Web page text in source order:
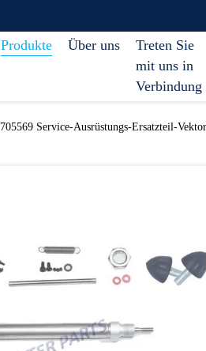
Produkte Über uns
Treten Sie
mit uns in
Verbindung
705569 Service-Ausrüstungs-Ersatzteil-